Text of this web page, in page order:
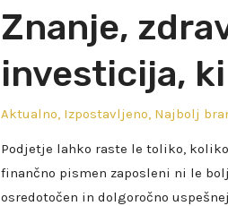
Znanje,
investicija,
Aktualno Izpostavljeno Najbolj
Podjetje lahko raste le toliko,
finančno pismen zaposleni ni le
osredotočen in dolgoročno